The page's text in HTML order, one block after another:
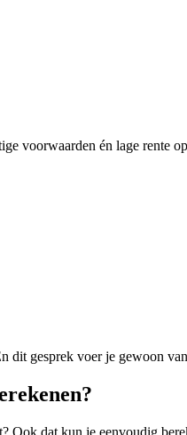
voorwaarden én lage rente
dit gesprek voer je gewoon